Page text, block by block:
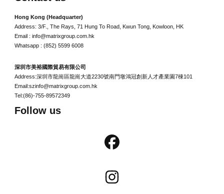
Hong Kong (Headquarter)
Address: 3/F., The Rays, 71 Hung To Road, Kwun Tong, Kowloon, HK
Email : info@matrixgroup.com.hk
Whatsapp : (852) 5599 6008
深圳市美裕國際貿易有限公司
Address:深圳市龍崗區龍崗大道2230號南門墩鴻冠創新人才產業園7棟101
Email:szinfo@matrixgroup.com.hk
Tel:(86)-755-89572349
Follow us